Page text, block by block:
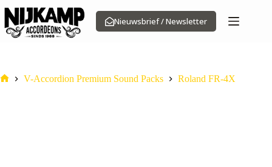
naar
de
inhoud
Nieuwsbrief / Newsletter
V-Accordion Premium Sound Packs Roland FR-4X